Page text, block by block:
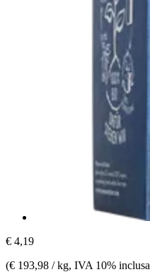
€ 4,19
(€ 193,98 / kg, IVA 10% inclusa